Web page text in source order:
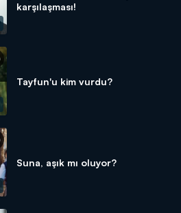
karşılaşması!
Tayfun'u kim vurdu?
Suna, aşık mı oluyor?